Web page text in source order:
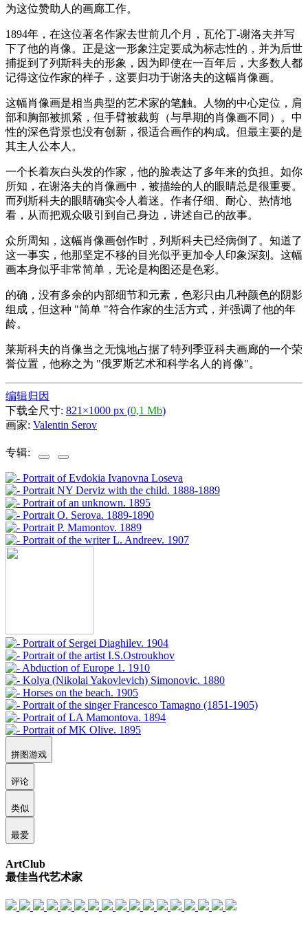
为这位赞助人的画廊工作。
1894年，在这位著名作家去世前几个月，瓦伦丁-谢洛夫并写
下了他的肖像。正是这一形象注定要成为标志性的，并为后世
捕捉到了列斯科夫的形象，因为即使在一百年后，大多数人都
记得这位作家的样子，这要归功于谢洛夫的这幅肖像画。
这幅肖像画是相当典型的艺术家的笔触。人物的中心定位，肩
部和胸部被抓紧，但手臂被裁剪（与早期的肖像画不同）。中
性的深色背景也没有创新，很适合画作的构成。但最主要的是
其主人公本人。
一个长着灰白头发的作家，他的脸表达了多年来的负担。如你
所知，在谢洛夫的肖像画中，被描绘的人的眼睛总是很重要。
而列斯科夫的眼睛确实令人着迷。作者仔细、耐心、热情地
看，从而把观众吸引到自己身边，讲述自己的故事。
众所周知，这幅肖像画创作时，列斯科夫已经病倒了。知道了
这一事实，他那坚定不移的目光似乎更加令人印象深刻。这幅
画本身似乎非常简单，无论是构图还是色彩。
的确，没有多余的内部细节和元素，色彩只由几种颜色的阴影
组成，但这种 "简单 "符合作家的生活方式，并强调了他的年
龄。
莱斯科夫的肖像当之无愧地占据了特列季亚科夫画廊的一个荣
誉位置，他称之为 "俄罗斯艺术和科学名人的肖像"。
编辑归因
下载全尺寸: 821×1000 px (0,1 Mb)
画家: Valentin Serov
专辑:
拼图游戏
评论
类似
最爱
ArtClub
最佳当代艺术家